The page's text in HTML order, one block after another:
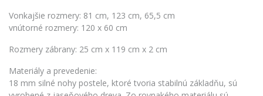
Vonkajšie rozmery: 81 cm, 123 cm, 65,5 cm
vnútorné rozmery: 120 x 60 cm
Rozmery zábrany: 25 cm x 119 cm x 2 cm
Materiály a prevedenie:
18 mm silné nohy postele, ktoré tvoria stabilnú základňu, sú